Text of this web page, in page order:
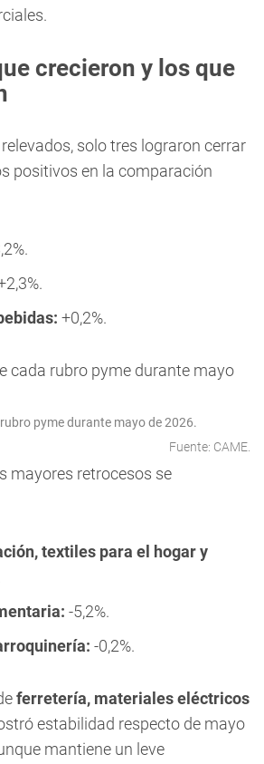
crecieron y los que
solo tres lograron cerrar
positivos en la comparación
+0,2%.
pyme durante mayo de 2026.
Fuente: CAME.
mayores retrocesos se
textiles para el hogar y
-5,2%.
-0,2%.
ferretería, materiales eléctricos
estabilidad respecto de mayo
mantiene un leve